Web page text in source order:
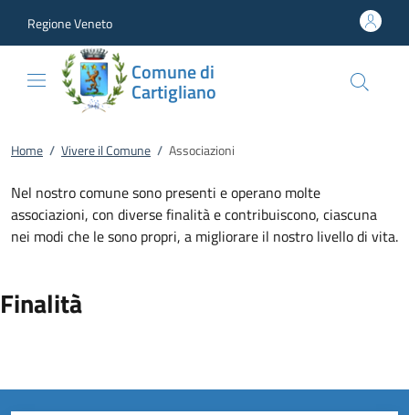
Regione Veneto
Comune di
Cartigliano
Home / Vivere il Comune / Associazioni
Nel nostro comune sono presenti e operano molte
associazioni, con diverse finalità e contribuiscono, ciascuna
nei modi che le sono propri, a migliorare il nostro livello di vita.
Finalità